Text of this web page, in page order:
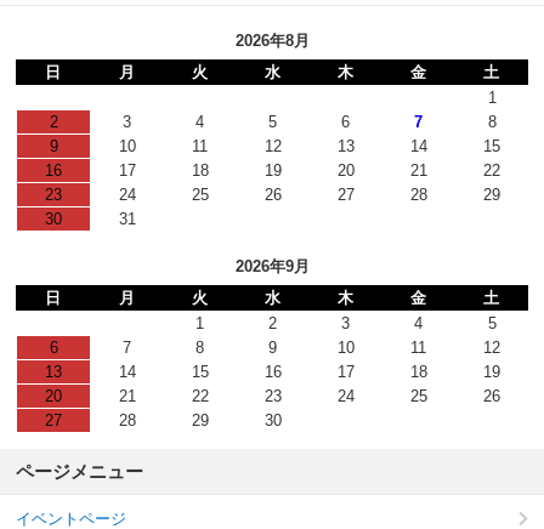
2026年8月
日
月 火 水 木 金
土
1
2
3 4 5 6 7
8
9
10 11 12 13 14
15
16
17 18 19 20 21
22
23
24 25 26 27 28
29
30
31
2026年9月
日
月 火 水 木 金
土
1
2 3 4
5
6
7 8 9 10 11
12
13
14 15 16 17 18
19
20
21 22 23 24 25
26
27
28 29 30
ページメニュー
イベントページ